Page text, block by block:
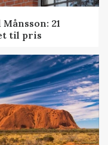
21
til pris